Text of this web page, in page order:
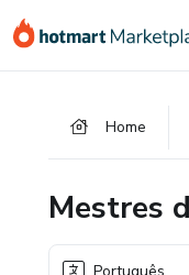
para
para
para
Home
Mestres